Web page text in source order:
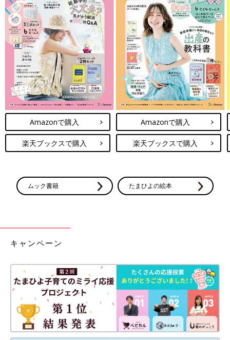
Amazonで購入
楽天ブックスで購入
Amazonで購入
楽天ブックスで購入
ムック書籍 たまひよの絵本
キャンペーン